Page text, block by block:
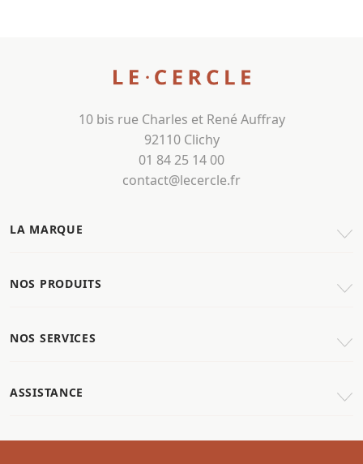
10 bis rue Charles et René Auffray
92110 Clichy
01 84 25 14 00
contact@lecercle.fr
LA MARQUE
NOS PRODUITS
NOS SERVICES
ASSISTANCE